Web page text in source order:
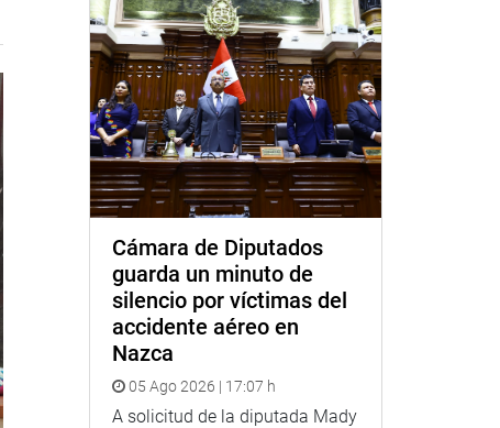
Cámara de Diputados
guarda un minuto de
silencio por víctimas del
accidente aéreo en
Nazca
05 Ago 2026 | 17:07 h
A solicitud de la diputada Mady